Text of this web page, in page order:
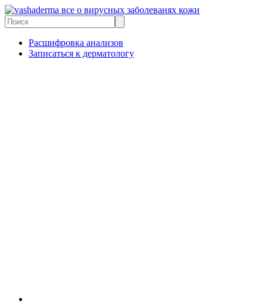
все о вирусных заболеванях кожи
Расшифровка анализов
Записаться к дерматологу